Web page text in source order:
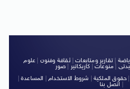
|تقارير ومتابعات|ثقافة وفنون
علوم
منوعات كاريكاتير صور
حقوق الملكية شروط الاستخدام| المساعدة|
اتصل بنا